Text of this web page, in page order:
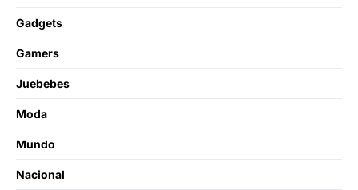
Gadgets
Gamers
Juebebes
Moda
Mundo
Nacional